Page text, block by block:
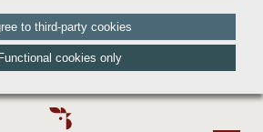
to third-party cookies
Functional cookies only